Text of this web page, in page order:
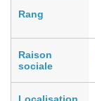
Rang
Raison
sociale
Localisation